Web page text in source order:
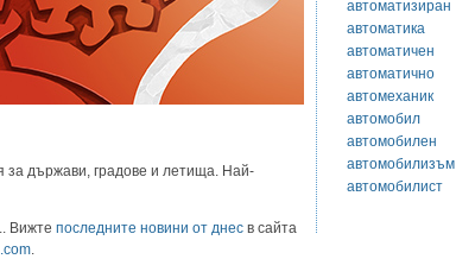
държави, градове и летища. Най-
Вижте последните новини от днес в сайта
автоматизиран
автоматика
автоматичен
автоматично
автомеханик
автомобил
автомобилен
автомобилизъм
автомобилист